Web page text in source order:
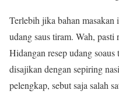
Terlebih jika bahan masakan
udang saus tiram. Wah, pasti
Hidangan resep udang
disajikan dengan sepiring
pelengkap, sebut saja salah